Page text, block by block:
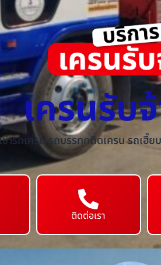
เครนรับ
ช่ารถเครน รถบรรทุกติดเครน รถเฮี๊
ติดต่อเรา